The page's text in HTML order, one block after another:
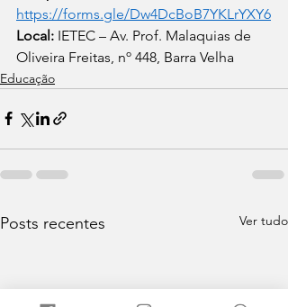
https://forms.gle/Dw4DcBoB7YKLrYXY6
Local: IETEC – Av. Prof. Malaquias de
Oliveira Freitas, nº 448, Barra Velha
Educação
Posts recentes Ver tudo